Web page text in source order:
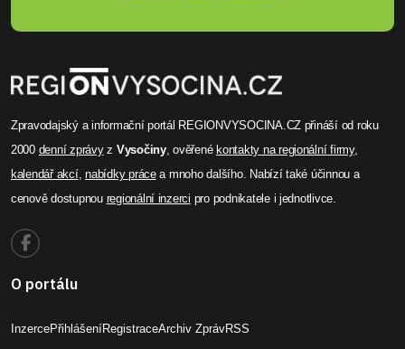
Zpravodajský a informační portál REGIONVYSOCINA.CZ přináší od roku
2000 denní zprávyz Vysočiny, ověřenékontakty na regionální firmy,
kalendář akcí,nabídky prácea mnoho dalšího. Nabízí také účinnou a
cenově dostupnou regionální inzerci pro podnikatele i jednotlivce.
O portálu
InzercePřihlášeníRegistraceArchiv ZprávRSS